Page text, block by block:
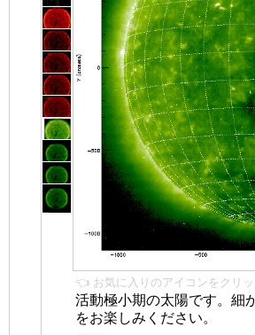
👈 お気に入りのアイコンをクリッ
活動極小期の太陽です。細
をお楽しみください。